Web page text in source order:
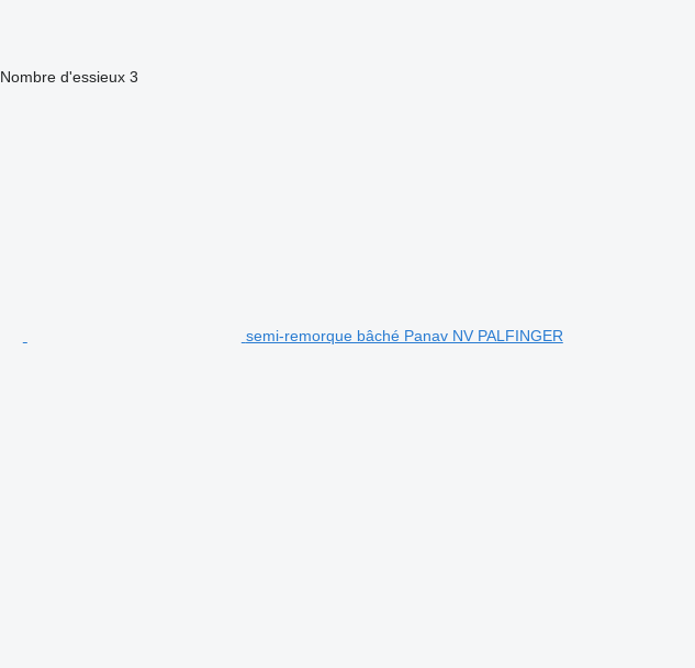
Nombre d'essieux 3
semi-remorque bâché Panav NV PALFINGER